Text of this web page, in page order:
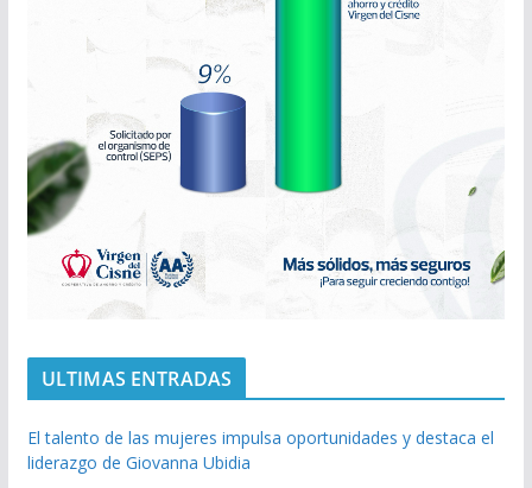
ULTIMAS ENTRADAS
El talento de las mujeres impulsa oportunidades y destaca el
liderazgo de Giovanna Ubidia